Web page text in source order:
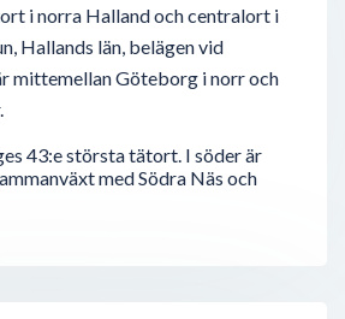
i norra Halland och centralort i
Hallands län, belägen vid
mittemellan Göteborg i norr och
43:e största tätort. I söder är
med Södra Näs och